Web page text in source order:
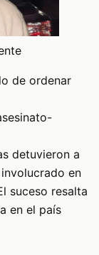
de ordenar
detuvieron a
en
suceso resalta
en el país